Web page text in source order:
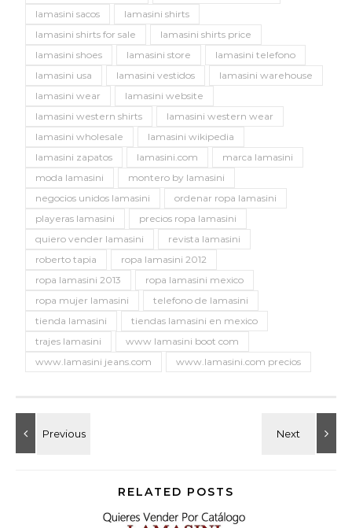
lamasini sacos
lamasini shirts
lamasini shirts for sale
lamasini shirts price
lamasini shoes
lamasini store
lamasini telefono
lamasini usa
lamasini vestidos
lamasini warehouse
lamasini wear
lamasini website
lamasini western shirts
lamasini western wear
lamasini wholesale
lamasini wikipedia
lamasini zapatos
lamasini.com
marca lamasini
moda lamasini
montero by lamasini
negocios unidos lamasini
ordenar ropa lamasini
playeras lamasini
precios ropa lamasini
quiero vender lamasini
revista lamasini
roberto tapia
ropa lamasini 2012
ropa lamasini 2013
ropa lamasini mexico
ropa mujer lamasini
telefono de lamasini
tienda lamasini
tiendas lamasini en mexico
trajes lamasini
www lamasini boot com
www.lamasini jeans.com
www.lamasini.com precios
RELATED POSTS